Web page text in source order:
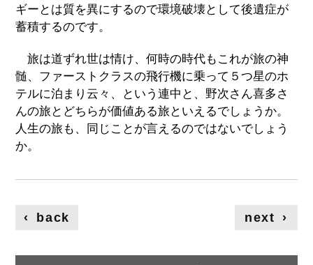
ギーとは質を異にするので環境破壊として後遺症が
蓄積するのです。
旅は道ずれ世は情け、何時の時代もこれが旅の神
髄、ファーストクラスの飛行機に乗って５つ星のホ
テルに泊まり云々、という連中と、野次さん喜多さ
んの旅とどちらが価値ある旅といえるでしょうか。
人生の旅も、同じことが言えるのではないでしょう
か。
‹ back next ›